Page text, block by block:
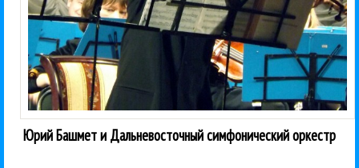
Юрий Башмет и Дальневосточный симфонический оркестр